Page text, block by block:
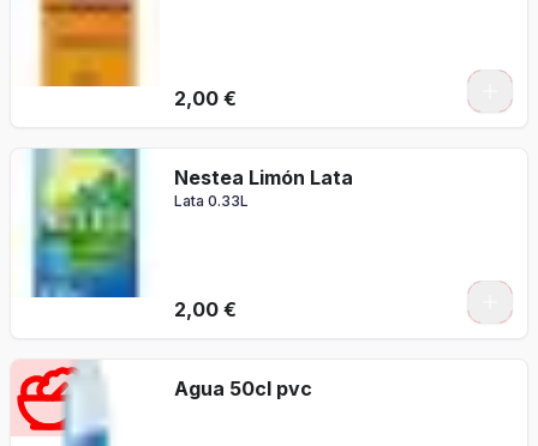
2,00 €
Nestea Limón Lata
Lata 0.33L
2,00 €
Agua 50cl pvc